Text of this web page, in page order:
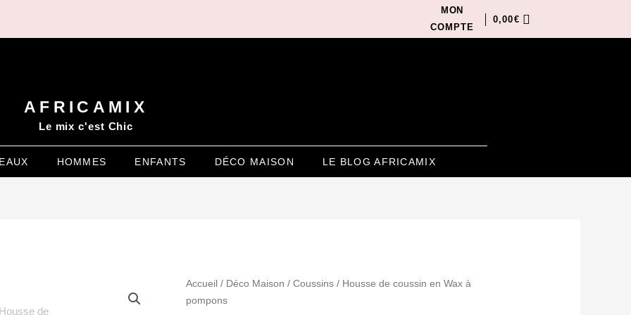
MON
COMPTE
0,00€
AFRICAMIX
Le mix c'est Chic
HOMMES ENFANTS DÉCO MAISON LE BLOG AFRICAMIX
Accueil / Déco Maison / Coussins / Housse de coussin en Wax à
pompons
quantité
de